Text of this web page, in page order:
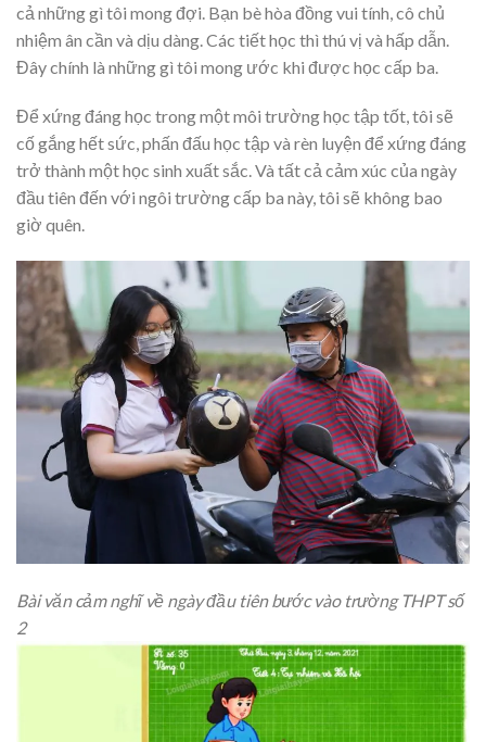
cả những gì tôi mong đợi. Bạn bè hòa đồng vui tính, cô chủ
nhiệm ân cần và dịu dàng. Các tiết học thì thú vị và hấp dẫn.
Đây chính là những gì tôi mong ước khi được học cấp ba.
Để xứng đáng học trong một môi trường học tập tốt, tôi sẽ
cố gắng hết sức, phấn đấu học tập và rèn luyện để xứng đáng
trở thành một học sinh xuất sắc. Và tất cả cảm xúc của ngày
đầu tiên đến với ngôi trường cấp ba này, tôi sẽ không bao
giờ quên.
Bài văn cảm nghĩ về ngày đầu tiên bước vào trường THPT số
2